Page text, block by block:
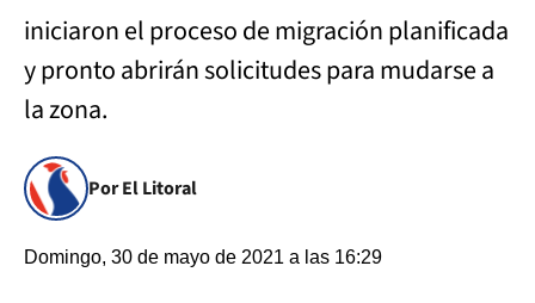
iniciaron el proceso de migración planificada
y pronto abrirán solicitudes para mudarse a
la zona.
Por El Litoral
Domingo, 30 de mayo de 2021 a las 16:29